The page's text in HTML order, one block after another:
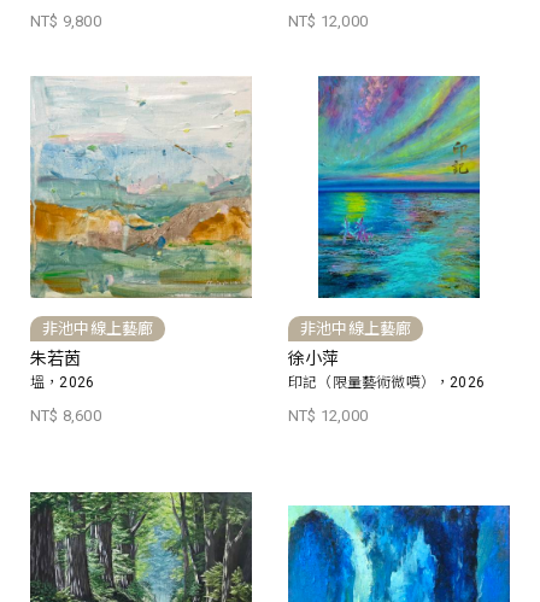
NT$ 9,800 NT$ 12,000
非池中線上藝廊
朱若茵
塭，2026
NT$ 8,600
非池中線上藝廊
徐小萍
印記（限量藝術微噴），2026
NT$ 12,000